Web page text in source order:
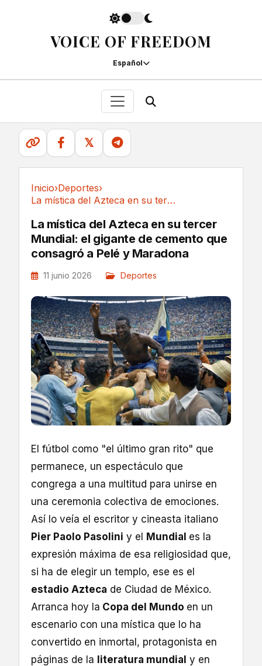
VOICE OF FREEDOM
Español
𝕏
Inicio›Deportes›
La mística del Azteca en su tercer Mundial: el...
La mística del Azteca en su tercer
Mundial: el gigante de cemento que
consagró a Pelé y Maradona
11 junio 2026 Deportes
El fútbol como "el último gran rito" que
permanece, un espectáculo que
congrega a una multitud para unirse en
una ceremonia colectiva de emociones.
Así lo veía el escritor y cineasta italiano
Pier Paolo Pasolini y el Mundial es la
expresión máxima de esa religiosidad que,
si ha de elegir un templo, ese es el
estadio Azteca de Ciudad de México.
Arranca hoy la Copa del Mundo en un
escenario con una mística que lo ha
convertido en inmortal, protagonista en
páginas de la literatura mundial y en